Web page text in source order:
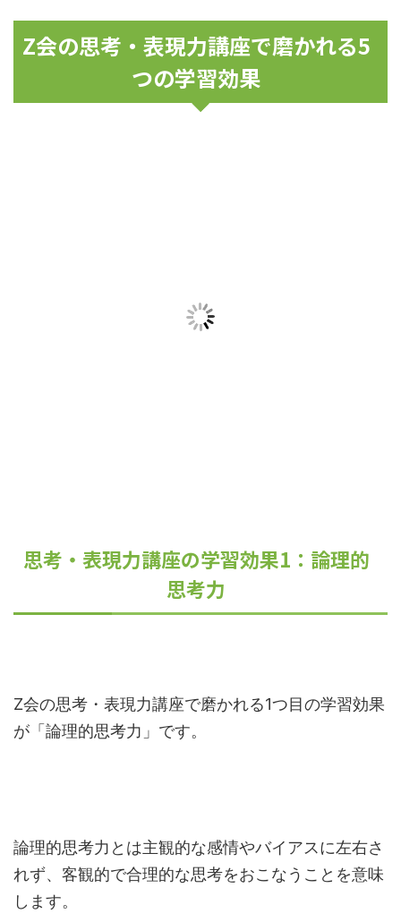
Z会の思考・表現力講座で磨かれる5
つの学習効果
思考・表現力講座の学習効果1：論理的
思考力
Z会の思考・表現力講座で磨かれる1つ目の学習効果
が「論理的思考力」です。
論理的思考力とは主観的な感情やバイアスに左右さ
れず、客観的で合理的な思考をおこなうことを意味
します。